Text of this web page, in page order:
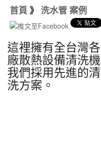
首頁 》 洗水管 案例
這裡擁有全台灣
廠散熱設備清洗
我們採用先進的
洗方案。